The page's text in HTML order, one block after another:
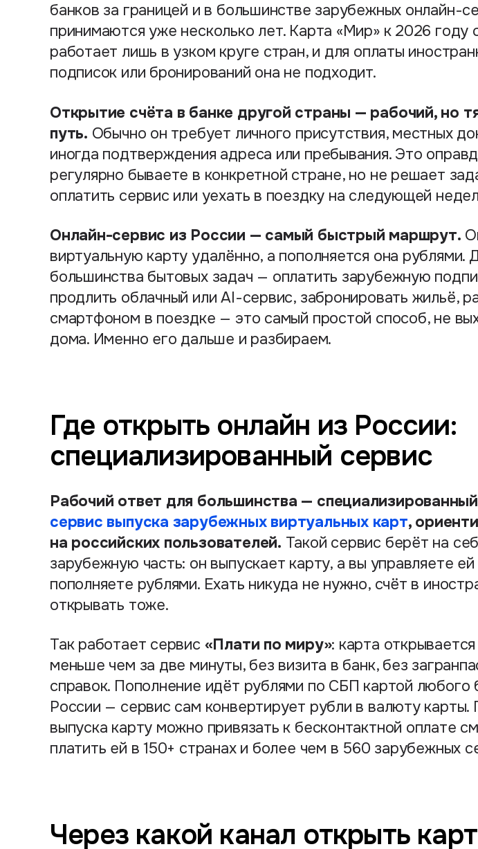
банков за границей и в большинстве зарубежных онлайн-
принимаются уже несколько лет. Карта «Мир» к 2026 году
работает лишь в узком круге стран, и для оплаты
подписок или бронирований она не подходит.
Открытие счёта в банке другой страны — рабочий, но
путь. Обычно он требует личного присутствия, местных
иногда подтверждения адреса или пребывания. Это
регулярно бываете в конкретной стране, но не решает
оплатить сервис или уехать в поездку на следующей
Онлайн-сервис из России — самый быстрый маршрут.
виртуальную карту удалённо, а пополняется она рублями.
большинства бытовых задач — оплатить зарубежную
продлить облачный или AI-сервис, забронировать жильё,
смартфоном в поездке — это самый простой способ, не
дома. Именно его дальше и разбираем.
Где открыть онлайн из России:
специализированный сервис
Рабочий ответ для большинства — специализированный
сервис выпуска зарубежных виртуальных карт,
на российских пользователей. Такой сервис берёт на
зарубежную часть: он выпускает карту, а вы управляете
пополняете рублями. Ехать никуда не нужно, счёт в
открывать тоже.
Так работает сервис «Плати по миру»: карта
меньше чем за две минуты, без визита в банк, без
справок. Пополнение идёт рублями по СБП картой любого
России — сервис сам конвертирует рубли в валюту карты.
выпуска карту можно привязать к бесконтактной оплате
платить ей в 150+ странах и более чем в 560 зарубежных
Через какой канал открыть